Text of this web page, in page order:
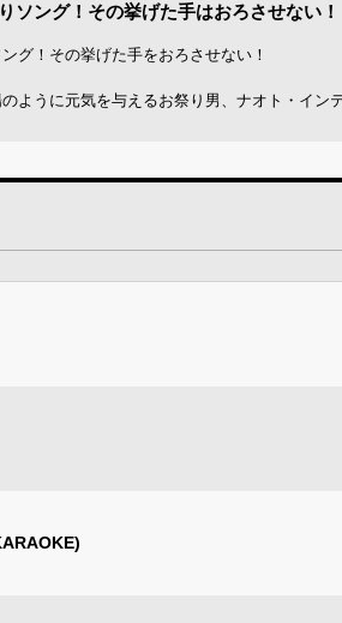
ソング！その挙げた手はおろさせない！
グ！その挙げた手をおろさせない！
ように元気を与えるお祭り男、ナオト・イン